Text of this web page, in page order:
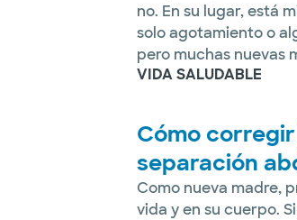
no. En su lugar, está
solo agotamiento o
pero muchas nuevas
VIDA SALUDABLE
Cómo
separación
Como nueva madre,
vida y en su cuerpo.